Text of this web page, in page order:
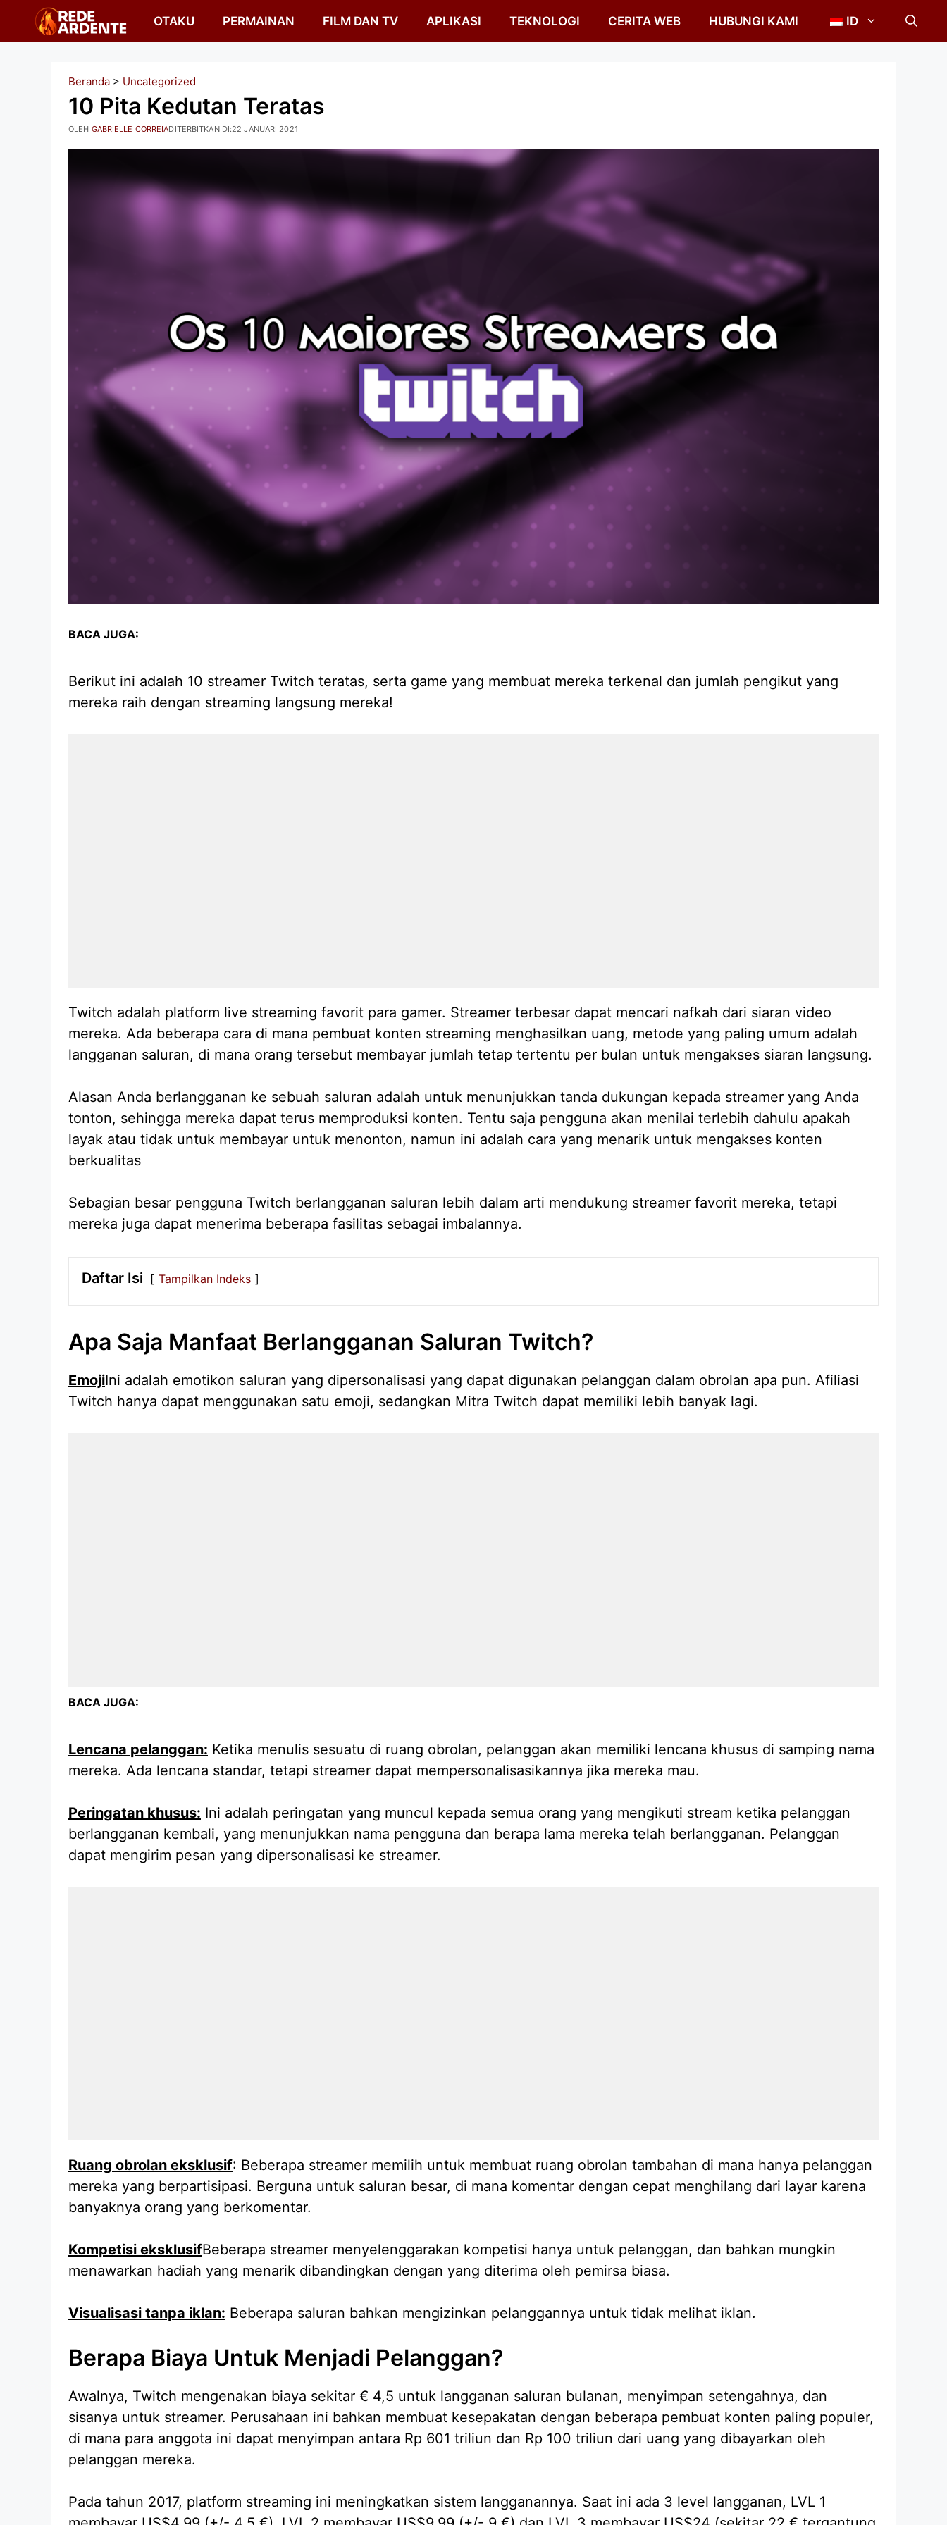
Langsung
OTAKU PERMAINAN FILM DAN TV APLIKASI TEKNOLOGI CERITA WEB HUBUNGI KAMI ID
Beranda > Uncategorized
10 Pita Kedutan Teratas
DITERBITKAN DI:22 JANUARI 2021
OLEH GABRIELLE CORREIA
BACA JUGA:
Berikut ini adalah 10 streamer Twitch teratas, serta game yang membuat mereka terkenal dan jumlah pengikut yang
mereka raih dengan streaming langsung mereka!
Twitch adalah platform live streaming favorit para gamer. Streamer terbesar dapat mencari nafkah dari siaran video
mereka. Ada beberapa cara di mana pembuat konten streaming menghasilkan uang, metode yang paling umum adalah
langganan saluran, di mana orang tersebut membayar jumlah tetap tertentu per bulan untuk mengakses siaran langsung.
Alasan Anda berlangganan ke sebuah saluran adalah untuk menunjukkan tanda dukungan kepada streamer yang Anda
tonton, sehingga mereka dapat terus memproduksi konten. Tentu saja pengguna akan menilai terlebih dahulu apakah
layak atau tidak untuk membayar untuk menonton, namun ini adalah cara yang menarik untuk mengakses konten
berkualitas
Sebagian besar pengguna Twitch berlangganan saluran lebih dalam arti mendukung streamer favorit mereka, tetapi
mereka juga dapat menerima beberapa fasilitas sebagai imbalannya.
Daftar Isi Tampilkan Indeks
Apa Saja Manfaat Berlangganan Saluran Twitch?
EmojiIni adalah emotikon saluran yang dipersonalisasi yang dapat digunakan pelanggan dalam obrolan apa pun. Afiliasi
Twitch hanya dapat menggunakan satu emoji, sedangkan Mitra Twitch dapat memiliki lebih banyak lagi.
BACA JUGA:
Lencana pelanggan: Ketika menulis sesuatu di ruang obrolan, pelanggan akan memiliki lencana khusus di samping nama
mereka. Ada lencana standar, tetapi streamer dapat mempersonalisasikannya jika mereka mau.
Peringatan khusus: Ini adalah peringatan yang muncul kepada semua orang yang mengikuti stream ketika pelanggan
berlangganan kembali, yang menunjukkan nama pengguna dan berapa lama mereka telah berlangganan. Pelanggan
dapat mengirim pesan yang dipersonalisasi ke streamer.
Ruang obrolan eksklusif: Beberapa streamer memilih untuk membuat ruang obrolan tambahan di mana hanya pelanggan
mereka yang berpartisipasi. Berguna untuk saluran besar, di mana komentar dengan cepat menghilang dari layar karena
banyaknya orang yang berkomentar.
Kompetisi eksklusifBeberapa streamer menyelenggarakan kompetisi hanya untuk pelanggan, dan bahkan mungkin
menawarkan hadiah yang menarik dibandingkan dengan yang diterima oleh pemirsa biasa.
Visualisasi tanpa iklan: Beberapa saluran bahkan mengizinkan pelanggannya untuk tidak melihat iklan.
Berapa Biaya Untuk Menjadi Pelanggan?
Awalnya, Twitch mengenakan biaya sekitar € 4,5 untuk langganan saluran bulanan, menyimpan setengahnya, dan
sisanya untuk streamer. Perusahaan ini bahkan membuat kesepakatan dengan beberapa pembuat konten paling populer,
di mana para anggota ini dapat menyimpan antara Rp 601 triliun dan Rp 100 triliun dari uang yang dibayarkan oleh
pelanggan mereka.
Pada tahun 2017, platform streaming ini meningkatkan sistem langganannya. Saat ini ada 3 level langganan, LVL 1